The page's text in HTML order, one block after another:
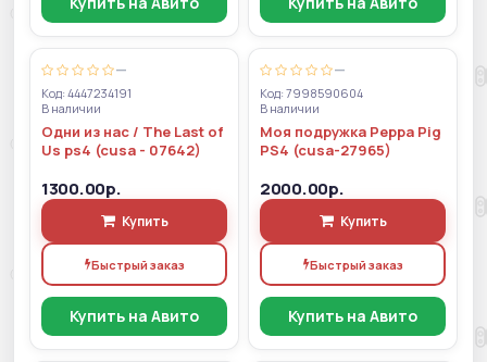
—
Код: 4447234191
В наличии
Одни из нас / The Last of
Us ps4 (cusa - 07642)
1300.00р.
Купить
Быстрый заказ
Купить на Авито
—
Код: 7998590604
В наличии
Моя подружка Peppa Pig
PS4 (cusa-27965)
2000.00р.
Купить
Быстрый заказ
Купить на Авито